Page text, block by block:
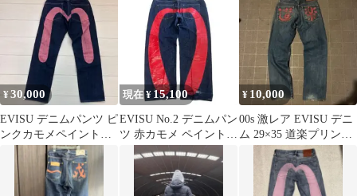
¥30,000
EVISU デニムパンツ ピ
ンクカモメペイント
Lot 2000
現在 ¥ 15,100
EVISU No.2 デニムパン
ツ 赤カモメ ペイント
アメカジ ストリート
¥ 10,000
00s 激レア EVISU デニ
ム 29×35 道楽プリン
ト 赤道楽 No3